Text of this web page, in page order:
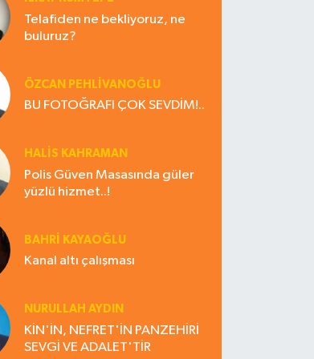
Telafiden ne bekliyoruz, ne
buluruz?
ÖZCAN PEHLİVANOĞLU
BU FOTOĞRAFI ÇOK SEVDİM!..
HALIS KAHRAMAN
Polis Güven Masasında güler
yüzlü hizmet..!
BAHRI KAYAOĞLU
Kanal altı çalışması
NURULLAH AYDIN
KİN'İN, NEFRET'İN PANZEHİRİ
SEVGİ VE ADALET'TİR